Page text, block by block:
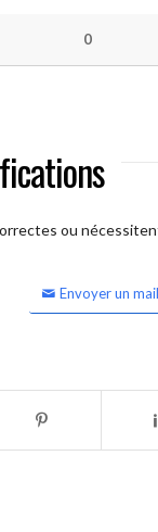
0
ou
Envoyer un